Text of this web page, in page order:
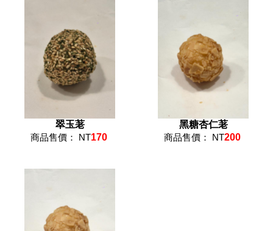
翠玉荖
商品售價： NT170
黑糖杏仁荖
商品售價： NT200